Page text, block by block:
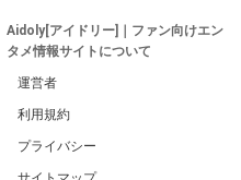
Aidoly[アイドリー]｜ファン向けエン
タメ情報サイトについて
運営者
利用規約
プライバシー